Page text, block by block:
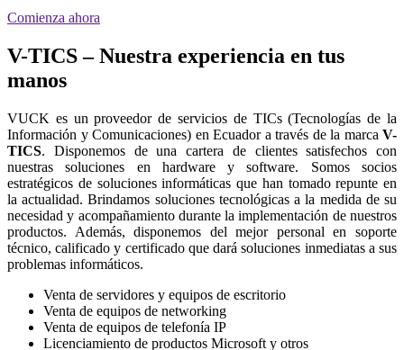
Comienza ahora
V-TICS – Nuestra experiencia en tus
manos
VUCK es un proveedor de servicios de TICs (Tecnologías de la
Información y Comunicaciones) en Ecuador a través de la marca V-
TICS. Disponemos de una cartera de clientes satisfechos con
nuestras soluciones en hardware y software. Somos socios
estratégicos de soluciones informáticas que han tomado repunte en
la actualidad. Brindamos soluciones tecnológicas a la medida de su
necesidad y acompañamiento durante la implementación de nuestros
productos. Además, disponemos del mejor personal en soporte
técnico, calificado y certificado que dará soluciones inmediatas a sus
problemas informáticos.
Venta de servidores y equipos de escritorio
Venta de equipos de networking
Venta de equipos de telefonía IP
Licenciamiento de productos Microsoft y otros